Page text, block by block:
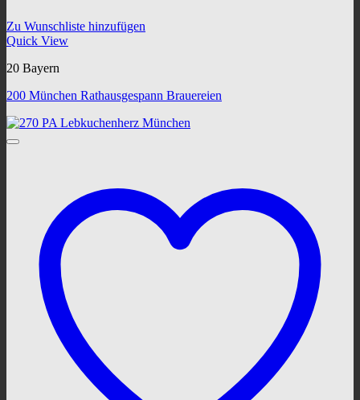
Zu Wunschliste hinzufügen
Quick View
20 Bayern
200 München Rathausgespann Brauereien